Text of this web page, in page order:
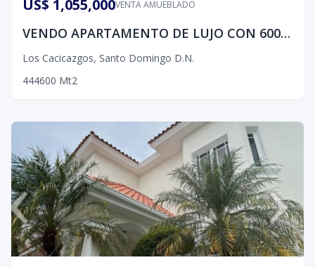
VENTA AMUEBLADO
US$ 1,055,000
VENDO APARTAMENTO DE LUJO CON 600 MT2 EN LOS CACICAZGOS
Los Cacicazgos, Santo Domingo D.N.
444600 Mt2